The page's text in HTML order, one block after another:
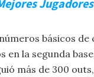
básicos
la segunda
más de 300